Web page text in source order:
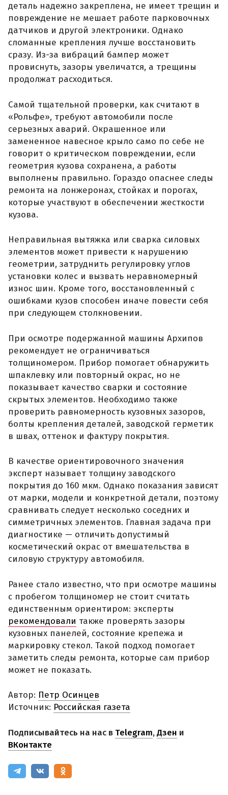
деталь надежно закреплена, не имеет трещин и
повреждение не мешает работе парковочных
датчиков и другой электроники. Однако
сломанные крепления лучше восстановить
сразу. Из-за вибраций бампер может
провиснуть, зазоры увеличатся, а трещины
продолжат расходиться.
Самой тщательной проверки, как считают в
«Рольфе», требуют автомобили после
серьезных аварий. Окрашенное или
замененное навесное крыло само по себе не
говорит о критическом повреждении, если
геометрия кузова сохранена, а работы
выполнены правильно. Гораздо опаснее следы
ремонта на лонжеронах, стойках и порогах,
которые участвуют в обеспечении жесткости
кузова.
Неправильная вытяжка или сварка силовых
элементов может привести к нарушению
геометрии, затруднить регулировку углов
установки колес и вызвать неравномерный
износ шин. Кроме того, восстановленный с
ошибками кузов способен иначе повести себя
при следующем столкновении.
При осмотре подержанной машины Архипов
рекомендует не ограничиваться
толщиномером. Прибор помогает обнаружить
шпаклевку или повторный окрас, но не
показывает качество сварки и состояние
скрытых элементов. Необходимо также
проверить равномерность кузовных зазоров,
болты крепления деталей, заводской герметик
в швах, оттенок и фактуру покрытия.
В качестве ориентировочного значения
эксперт называет толщину заводского
покрытия до 160 мкм. Однако показания зависят
от марки, модели и конкретной детали, поэтому
сравнивать следует несколько соседних и
симметричных элементов. Главная задача при
диагностике — отличить допустимый
косметический окрас от вмешательства в
силовую структуру автомобиля.
Ранее стало известно, что при осмотре машины
с пробегом толщиномер не стоит считать
единственным ориентиром: эксперты
рекомендовали также проверять зазоры
кузовных панелей, состояние крепежа и
маркировку стекол. Такой подход помогает
заметить следы ремонта, которые сам прибор
может не показать.
Автор: Петр Осинцев
Источник: Российская газета
Подписывайтесь на нас в Telegram,Дзен и
ВКонтакте